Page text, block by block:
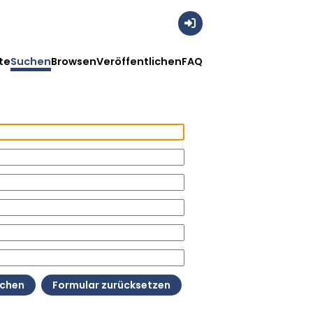
SuchenBrowsenVeröffentlichenFAQ